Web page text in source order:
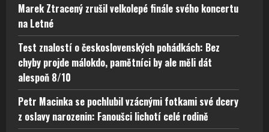
Marek Ztracený zrušil velkolepé finále svého koncertu
na Letné
Test znalostí o československých pohádkách: Bez
chyby projde málokdo, pamětníci by ale měli dát
alespoň 8/10
Petr Macinka se pochlubil vzácnými fotkami své dcery
z oslavy narozenin: Fanoušci lichotí celé rodině